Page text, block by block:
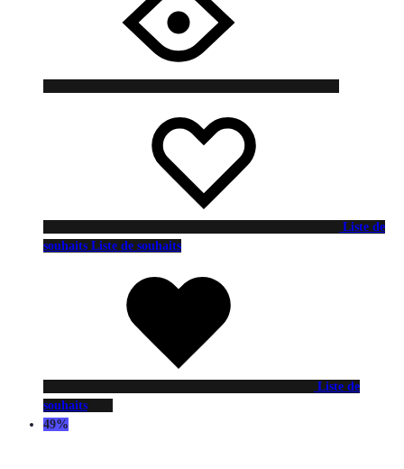
Liste de
souhaits Liste de souhaits
Liste de
souhaits
49%